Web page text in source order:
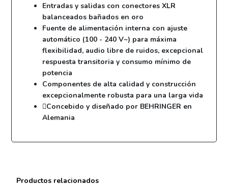
Entradas y salidas con conectores XLR
balanceados bañados en oro
Fuente de alimentación interna con ajuste
automático (100 - 240 V~) para máxima
flexibilidad, audio libre de ruidos, excepcional
respuesta transitoria y consumo mínimo de
potencia
Componentes de alta calidad y construcción
excepcionalmente robusta para una larga vida
Concebido y diseñado por BEHRINGER en
Alemania
Productos relacionados